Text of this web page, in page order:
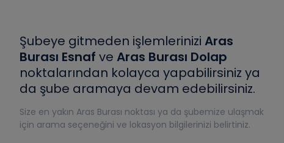
Şubeye gitmeden işlemlerinizi Aras
Burası Esnaf ve Aras Burası Dolap
noktalarından kolayca yapabilirsiniz ya
da şube aramaya devam edebilirsiniz.
Size en yakın Aras Burası noktası ya da şubemize ulaşmak
için arama seçeneğini ve lokasyon bilgilerinizi belirtiniz.